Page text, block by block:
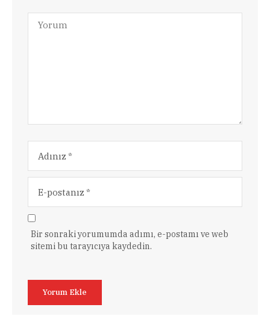
Bir sonraki yorumumda adımı, e-postamı ve web
sitemi bu tarayıcıya kaydedin.